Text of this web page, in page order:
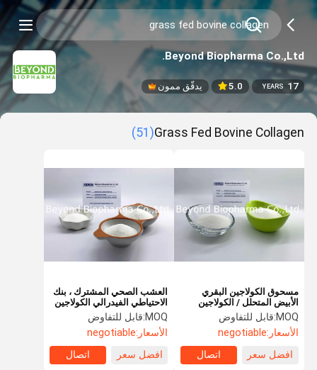
Beyond Biopharma Co.,Ltd.
17
YEARS
5.0 يدقّق ممون
Grass Fed Bovine Collagen
(51)
العشب الصحي المشترك ، بنك
الاحتياطي الفيدرالي الكولاجين
البقري ، الببتيدات الكولاجين
من إخفاء البقر
MOQ: قابل للتفاوض
الأسعار:negotiable
افضل سعر
اتصال
مسحوق الكولاجين البقري
الأبيض المتحلل / الكولاجين
البقري الذي يتغذى على العشب
MOQ: قابل للتفاوض
الأسعار:negotiable
افضل سعر
اتصال